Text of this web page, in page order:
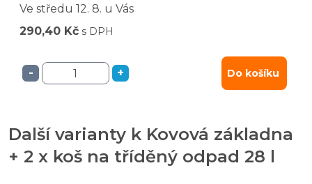
Ve středu 12. 8. u Vás
290,40 Kč s DPH
- + Do košíku
Další varianty k Kovová základna
+ 2 x koš na tříděný odpad 28 l